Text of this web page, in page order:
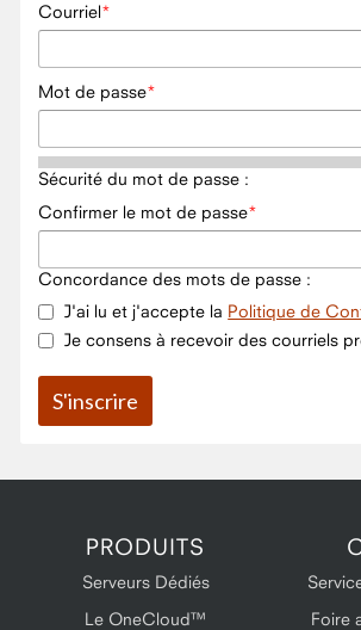
Courriel
Mot de passe
Sécurité du mot de passe :
Confirmer le mot de passe
Concordance des mots de passe :
J'ai lu et j'accepte la Politique de
Je consens à recevoir des courriels
PRODUITS
Serveurs Dédiés
Le OneCloud™
Foire